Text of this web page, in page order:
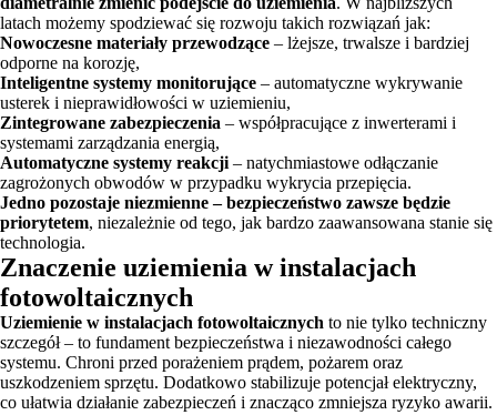
latach możemy spodziewać się rozwoju takich rozwiązań jak:
Nowoczesne materiały przewodzące – lżejsze, trwalsze i bardziej
odporne na korozję,
Inteligentne systemy monitorujące – automatyczne wykrywanie
usterek i nieprawidłowości w uziemieniu,
Zintegrowane zabezpieczenia – współpracujące z inwerterami i
systemami zarządzania energią,
Automatyczne systemy reakcji – natychmiastowe odłączanie
zagrożonych obwodów w przypadku wykrycia przepięcia.
Jedno pozostaje niezmienne – bezpieczeństwo zawsze będzie
priorytetem, niezależnie od tego, jak bardzo zaawansowana stanie się
technologia.
Znaczenie uziemienia w instalacjach
fotowoltaicznych
Uziemienie w instalacjach fotowoltaicznych to nie tylko techniczny
szczegół – to fundament bezpieczeństwa i niezawodności całego
systemu. Chroni przed porażeniem prądem, pożarem oraz
uszkodzeniem sprzętu. Dodatkowo stabilizuje potencjał elektryczny,
co ułatwia działanie zabezpieczeń i znacząco zmniejsza ryzyko awarii.